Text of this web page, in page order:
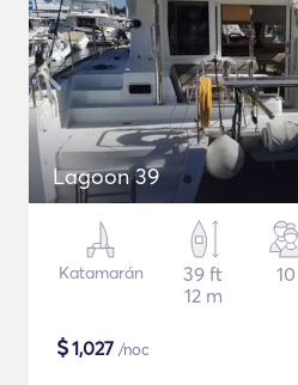
Lagoon 39
Katamarán
39 ft
12 m
10
$1,027 /noc